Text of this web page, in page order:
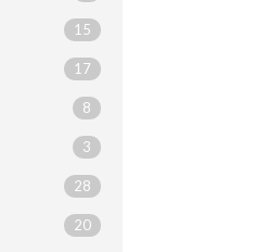
15
17
8
3
28
20